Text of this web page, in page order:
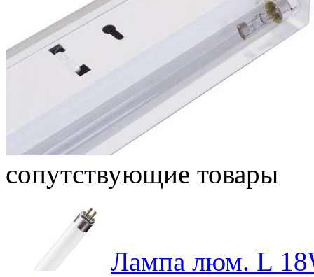
сопутствующие товары
Лампа люм. L